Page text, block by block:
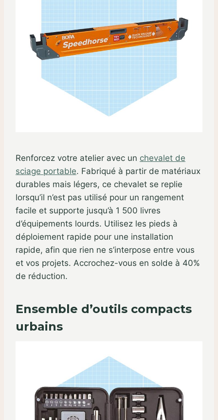
Renforcez votre atelier avec un chevalet de
sciage portable. Fabriqué à partir de matériaux
durables mais légers, ce chevalet se replie
lorsqu’il n’est pas utilisé pour un rangement
facile et supporte jusqu’à 1 500 livres
d’équipements lourds. Utilisez les pieds à
déploiement rapide pour une installation
rapide, afin que rien ne s’interpose entre vous
et vos projets. Accrochez-vous en solde à 40%
de réduction.
Ensemble d’outils compacts
urbains